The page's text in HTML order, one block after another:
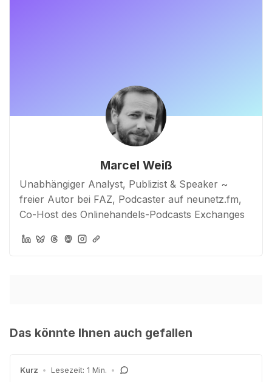
Marcel Weiß
Unabhängiger Analyst, Publizist & Speaker ~
freier Autor bei FAZ, Podcaster auf neunetz.fm,
Co-Host des Onlinehandels-Podcasts Exchanges
Das könnte Ihnen auch gefallen
Kurz • Lesezeit: 1 Min. •